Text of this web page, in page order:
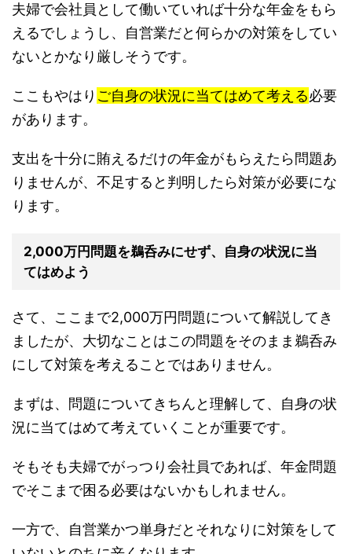
夫婦で会社員として働いていれば十分な年金をもら
えるでしょうし、自営業だと何らかの対策をしてい
ないとかなり厳しそうです。
ここもやはり ご自身の状況に当てはめて考える必要
があります。
支出を十分に賄えるだけの年金がもらえたら問題あ
りませんが、不足すると判明したら対策が必要にな
ります。
2,000万円問題を鵜呑みにせず、自身の状況に当
てはめよう
さて、ここまで2,000万円問題について解説してき
ましたが、大切なことはこの問題をそのまま鵜呑み
にして対策を考えることではありません。
まずは、問題についてきちんと理解して、自身の状
況に当てはめて考えていくことが重要です。
そもそも夫婦でがっつり会社員であれば、年金問題
でそこまで困る必要はないかもしれません。
一方で、自営業かつ単身だとそれなりに対策をして